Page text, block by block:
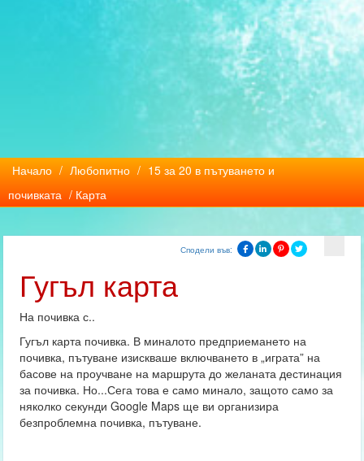
Начало / Любопитно / 15 за 20 в пътуването и
почивката / Карта
Сподели във:
Гугъл карта
На почивка с..
Гугъл карта почивка. В миналото предприемането на
почивка, пътуване изискваше включването в „играта” на
басове на проучване на маршрута до желаната дестинация
за почивка. Но...Сега това е само минало, защото само за
няколко секунди Google Maps ще ви организира
безпроблемна почивка, пътуване.